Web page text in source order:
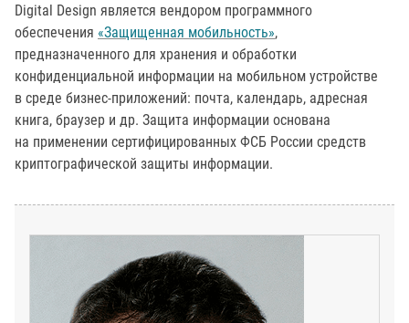
Digital Design является вендором программного
обеспечения «Защищенная мобильность»,
предназначенного для хранения и обработки
конфиденциальной информации на мобильном устройстве
в среде бизнес-приложений: почта, календарь, адресная
книга, браузер и др. Защита информации основана
на применении сертифицированных ФСБ России средств
криптографической защиты информации.